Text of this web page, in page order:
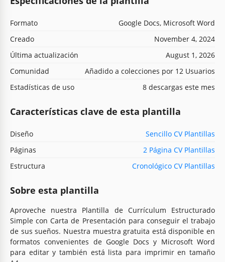
Formato
Google Docs, Microsoft Word
Creado
November 4, 2024
Última actualización
August 1, 2026
Comunidad
Añadido a colecciones por 12 Usuarios
Estadísticas de uso
8 descargas este mes
Características clave de esta plantilla
Diseño
Sencillo CV Plantillas
Páginas
2 Página CV Plantillas
Estructura
Cronológico CV Plantillas
Sobre esta plantilla
Aproveche nuestra Plantilla de Currículum Estructurado
Simple con Carta de Presentación para conseguir el trabajo
de sus sueños. Nuestra muestra gratuita está disponible en
formatos convenientes de Google Docs y Microsoft Word
para editar y también está lista para imprimir en tamaño